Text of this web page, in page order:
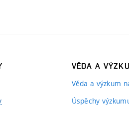
VĚDA A
Věda a výzkum
Úspěchy